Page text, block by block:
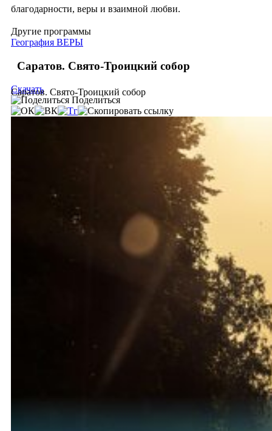
благодарности, веры и взаимной любви.
Другие программы
География ВЕРЫ
Саратов. Свято-Троицкий собор
Саратов. Свято-Троицкий собор
Скачать
Поделиться